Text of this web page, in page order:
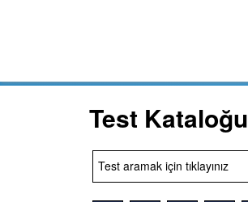
Test Kataloğu